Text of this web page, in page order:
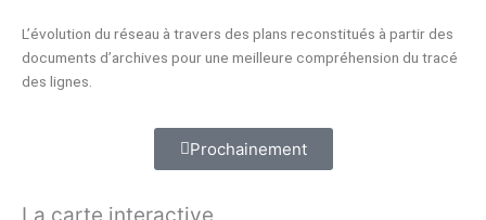
L’évolution du réseau à travers des plans reconstitués à partir des
documents d’archives pour une meilleure compréhension du tracé
des lignes.
Prochainement
La carte interactive